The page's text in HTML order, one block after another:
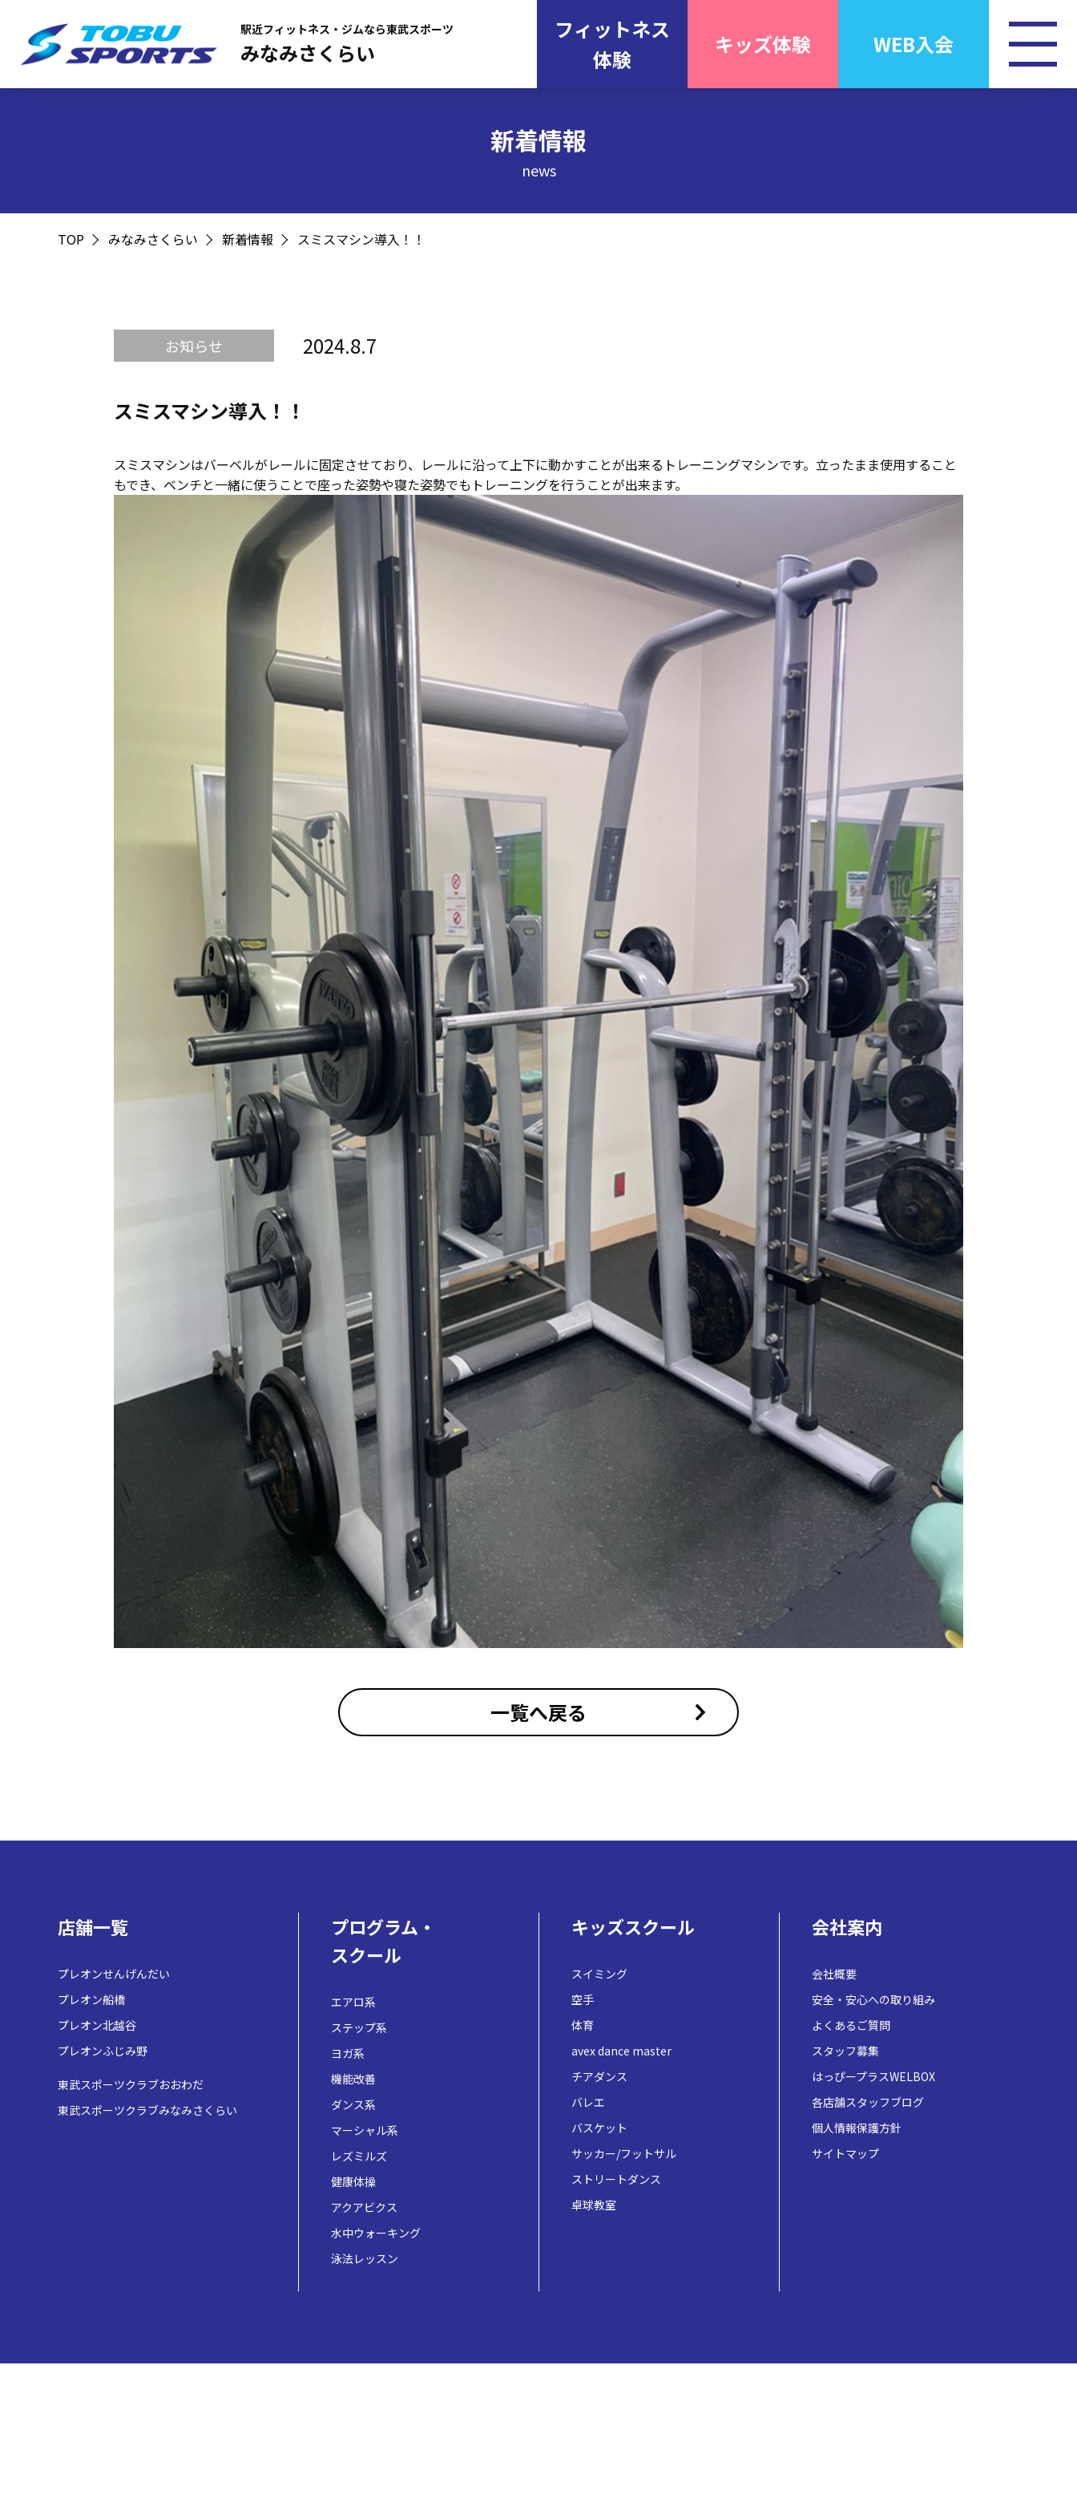
駅近フィットネス・ジムなら東武スポーツ
みなみさくらい
フィットネス
体験
キッズ体験 WEB入会
新着情報
news
TOP みなみさくらい 新着情報 スミスマシン導入！！
お知らせ 2024.8.7
スミスマシン導入！！
スミスマシンはバーベルがレールに固定させており、レールに沿って上下に動かすことが出来るトレーニングマシンです。立ったまま使用すること
もでき、ベンチと一緒に使うことで座った姿勢や寝た姿勢でもトレーニングを行うことが出来ます。
一覧へ戻る
店舗一覧
プレオンせんげんだい
プレオン船橋
プレオン北越谷
プレオンふじみ野
東武スポーツクラブおおわだ
東武スポーツクラブみなみさくらい
プログラム・
スクール
エアロ系
ステップ系
ヨガ系
機能改善
ダンス系
マーシャル系
レズミルズ
健康体操
アクアビクス
水中ウォーキング
泳法レッスン
キッズスクール
スイミング
空手
体育
avex dance master
チアダンス
バレエ
バスケット
サッカー/フットサル
ストリートダンス
卓球教室
会社案内
会社概要
安全・安心への取り組み
よくあるご質問
スタッフ募集
はっぴープラスWELBOX
各店舗スタッフブログ
個人情報保護方針
サイトマップ